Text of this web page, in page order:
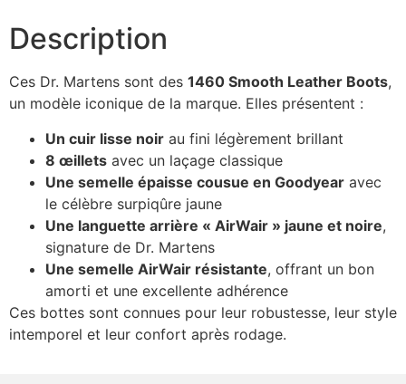
Description
Ces Dr. Martens sont des 1460 Smooth Leather Boots,
un modèle iconique de la marque. Elles présentent :
Un cuir lisse noir au fini légèrement brillant
8 œillets avec un laçage classique
Une semelle épaisse cousue en Goodyear avec
le célèbre surpiqûre jaune
Une languette arrière « AirWair » jaune et noire,
signature de Dr. Martens
Une semelle AirWair résistante, offrant un bon
amorti et une excellente adhérence
Ces bottes sont connues pour leur robustesse, leur style
intemporel et leur confort après rodage.